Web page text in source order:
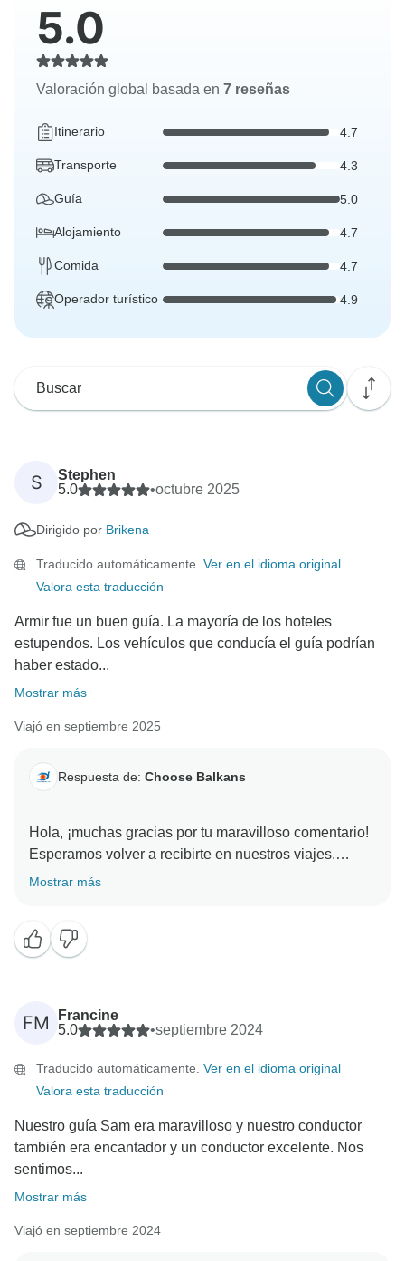
5.0
Valoración global basada en 7 reseñas
Itinerario 4.7
Transporte 4.3
Guía 5.0
Alojamiento 4.7
Comida 4.7
Operador turístico 4.9
S
Stephen
5.0
•octubre 2025
Dirigido por Brikena
Traducido automáticamente. Ver en el idioma original
Valora esta traducción
Armir fue un buen guía. La mayoría de los hoteles
estupendos. Los vehículos que conducía el guía podrían
haber estado...
Mostrar más
Viajó en septiembre 2025
Respuesta de: Choose Balkans
Hola, ¡muchas gracias por tu maravilloso comentario!
Esperamos volver a recibirte en nuestros viajes.
Mostrar más
FM
Francine
5.0
•septiembre 2024
Traducido automáticamente. Ver en el idioma original
Valora esta traducción
Nuestro guía Sam era maravilloso y nuestro conductor
también era encantador y un conductor excelente. Nos
sentimos...
Mostrar más
Viajó en septiembre 2024